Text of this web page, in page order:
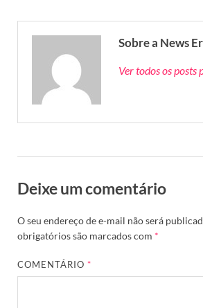
Sobre a News
Ver todos os posts
Deixe um comentário
O seu endereço de e-mail não será
obrigatórios são marcados com *
COMENTÁRIO*